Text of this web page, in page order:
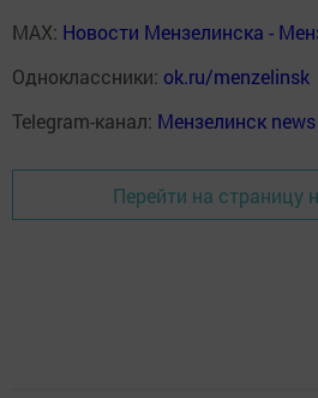
MAX: Новости Мензелинска -
Одноклассники: ok.ru/menzelinsk
Telegram-канал: Мензелинск
Перейти на страницу